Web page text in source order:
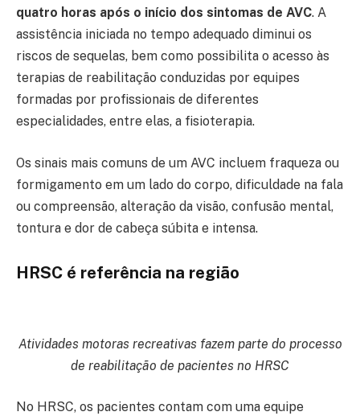
quatro horas após o início dos sintomas de AVC. A
assistência iniciada no tempo adequado diminui os
riscos de sequelas, bem como possibilita o acesso às
terapias de reabilitação conduzidas por equipes
formadas por profissionais de diferentes
especialidades, entre elas, a fisioterapia.
Os sinais mais comuns de um AVC incluem fraqueza ou
formigamento em um lado do corpo, dificuldade na fala
ou compreensão, alteração da visão, confusão mental,
tontura e dor de cabeça súbita e intensa.
HRSC é referência na região
Atividades motoras recreativas fazem parte do processo
de reabilitação de pacientes no HRSC
No HRSC, os pacientes contam com uma equipe